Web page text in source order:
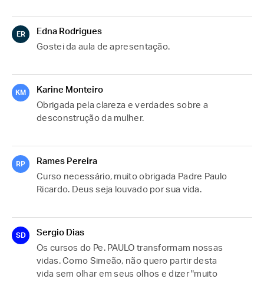
ER
Edna Rodrigues
Gostei da aula de apresentação.
KM
Karine Monteiro
Obrigada pela clareza e verdades sobre a
desconstrução da mulher.
RP
Rames Pereira
Curso necessário, muito obrigada Padre Paulo
Ricardo. Deus seja louvado por sua vida.
SD
Sergio Dias
Os cursos do Pe. PAULO transformam nossas
vidas. Como Simeão, não quero partir desta
vida sem olhar em seus olhos e dizer "muito